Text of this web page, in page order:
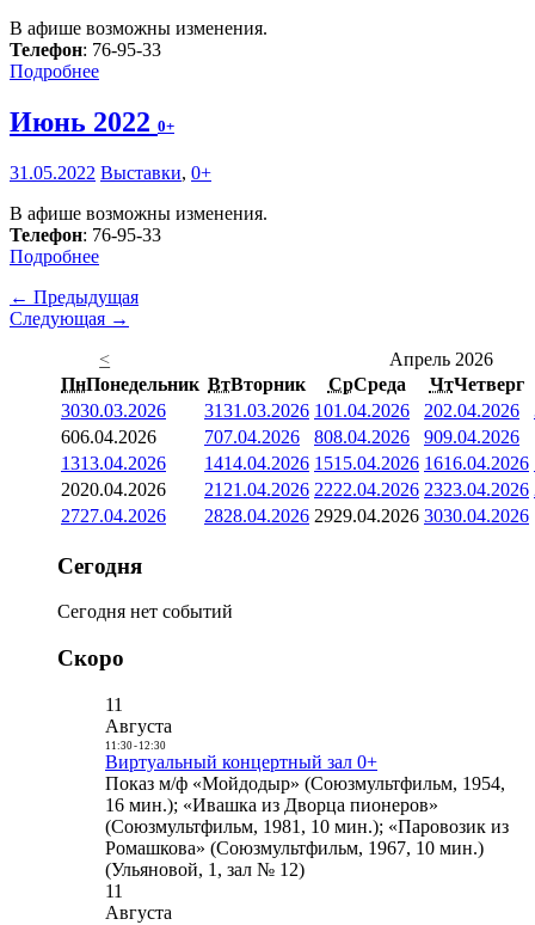
В афише возможны изменения.
Телефон: 76-95-33
Подробнее
Июнь 2022 0+
31.05.2022 Выставки, 0+
В афише возможны изменения.
Телефон: 76-95-33
Подробнее
← Предыдущая
Следующая →
<
Апрель 2026
ПнПонедельник ВтВторник СрСреда ЧтЧетверг
3030.03.2026 3131.03.2026 101.04.2026 202.04.2026
606.04.2026 707.04.2026 808.04.2026 909.04.2026
1313.04.2026 1414.04.2026 1515.04.2026 1616.04.2026
2020.04.2026 21 21.04.2026 2222.04.2026 2323.04.2026
2727.04.2026 2828.04.2026 2929.04.2026 3030.04.2026
Сегодня
Сегодня нет событий
Скоро
11
Августа
11:30- 12:30
Виртуальный концертный зал 0+
Показ м/ф «Мойдодыр» (Союзмультфильм, 1954,
16 мин.); «Ивашка из Дворца пионеров»
(Союзмультфильм, 1981, 10 мин.); «Паровозик из
Ромашкова» (Союзмультфильм, 1967, 10 мин.)
(Ульяновой, 1, зал № 12)
11
Августа